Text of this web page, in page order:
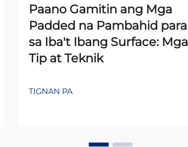
Paano Gamitin ang Mga
Padded na Pambahid para
sa Iba't Ibang Surface: Mga
Tip at Teknik
TIGNAN PA